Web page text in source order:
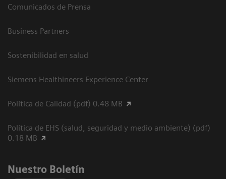
Comunicados de Prensa
Business Partners
Sostenibilidad en salud
Siemens Healthineers Experience Center
Política de Calidad (pdf) 0.48 MB
Política de EHS (salud, seguridad y medio ambiente) (pdf)
0.18 MB
Nuestro Boletín